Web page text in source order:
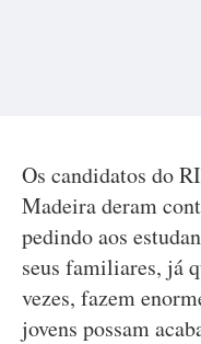
Os candidatos do
Madeira deram
pedindo aos
seus familiares, já
vezes, fazem
jovens possam